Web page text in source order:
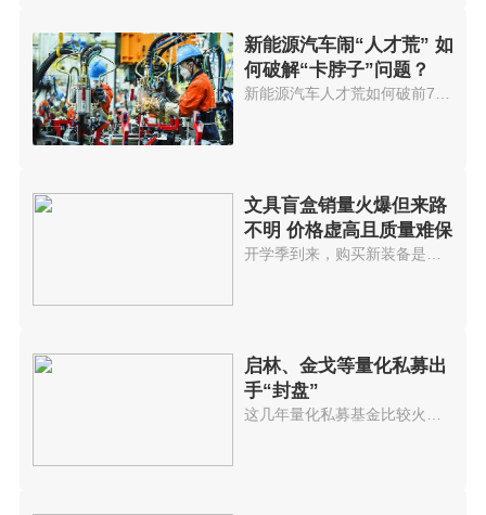
新能源汽车闹“人才荒” 如
何破解“卡脖子”问题？
文具盲盒销量火爆但来路
不明 价格虚高且质量难保
启林、金戈等量化私募出
手“封盘”
这几年量化私募基金比较火，投资...